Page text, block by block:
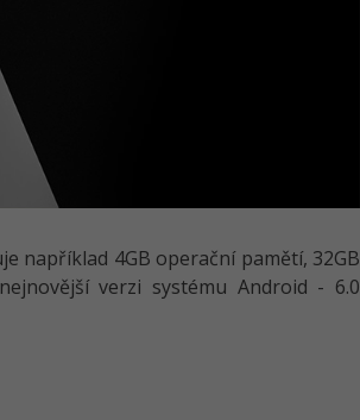
například 4GB operační pamětí, 32GB
verzi systému Android - 6.0